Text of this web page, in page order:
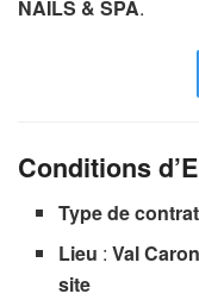
NAILS & SPA.
Conditions
Type de contrat
Lieu :Val
site